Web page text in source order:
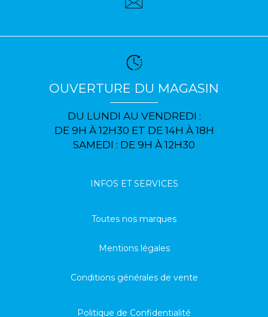
OUVERTURE DU MAGASIN
DU LUNDI AU VENDREDI :
DE 9H À 12H30 ET DE 14H À 18H
SAMEDI : DE 9H À 12H30
INFOS ET SERVICES
Toutes nos marques
Mentions légales
Conditions générales de vente
Politique de Confidentialité